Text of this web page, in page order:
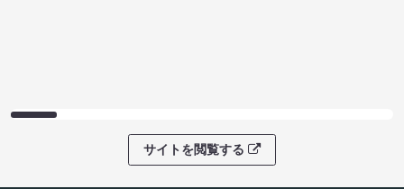
サイトを閲覧する